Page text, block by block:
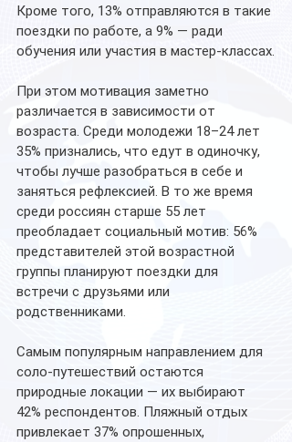
Кроме того, 13% отправляются в такие
поездки по работе, а 9% — ради
обучения или участия в мастер-классах.
При этом мотивация заметно
различается в зависимости от
возраста. Среди молодежи 18–24 лет
35% признались, что едут в одиночку,
чтобы лучше разобраться в себе и
заняться рефлексией. В то же время
среди россиян старше 55 лет
преобладает социальный мотив: 56%
представителей этой возрастной
группы планируют поездки для
встречи с друзьями или
родственниками.
Самым популярным направлением для
соло-путешествий остаются
природные локации — их выбирают
42% респондентов. Пляжный отдых
привлекает 37% опрошенных,